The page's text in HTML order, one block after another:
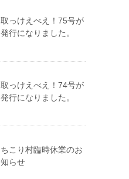
取っけえべえ！75号が
発行になりました。
取っけえべえ！74号が
発行になりました。
ちこり村臨時休業のお
知らせ